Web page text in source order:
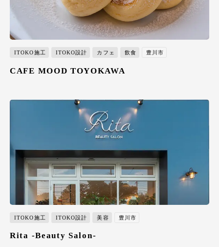
ITOKO施工 ITOKO設計 カフェ 飲食 豊川市
CAFE MOOD TOYOKAWA
ITOKO施工 ITOKO設計 美容 豊川市
Rita -Beauty Salon-